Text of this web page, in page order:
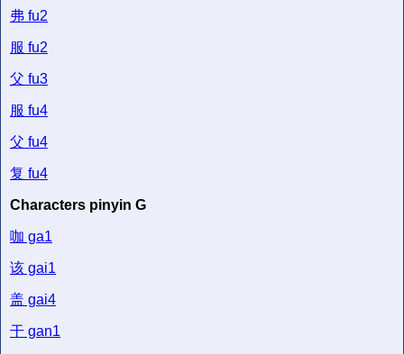
弗 fu2
服 fu2
父 fu3
服 fu4
父 fu4
复 fu4
Characters pinyin G
咖 ga1
该 gai1
盖 gai4
干 gan1